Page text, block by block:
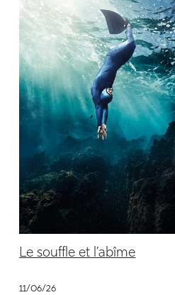
Le souffle et l’abîme
11/06/26